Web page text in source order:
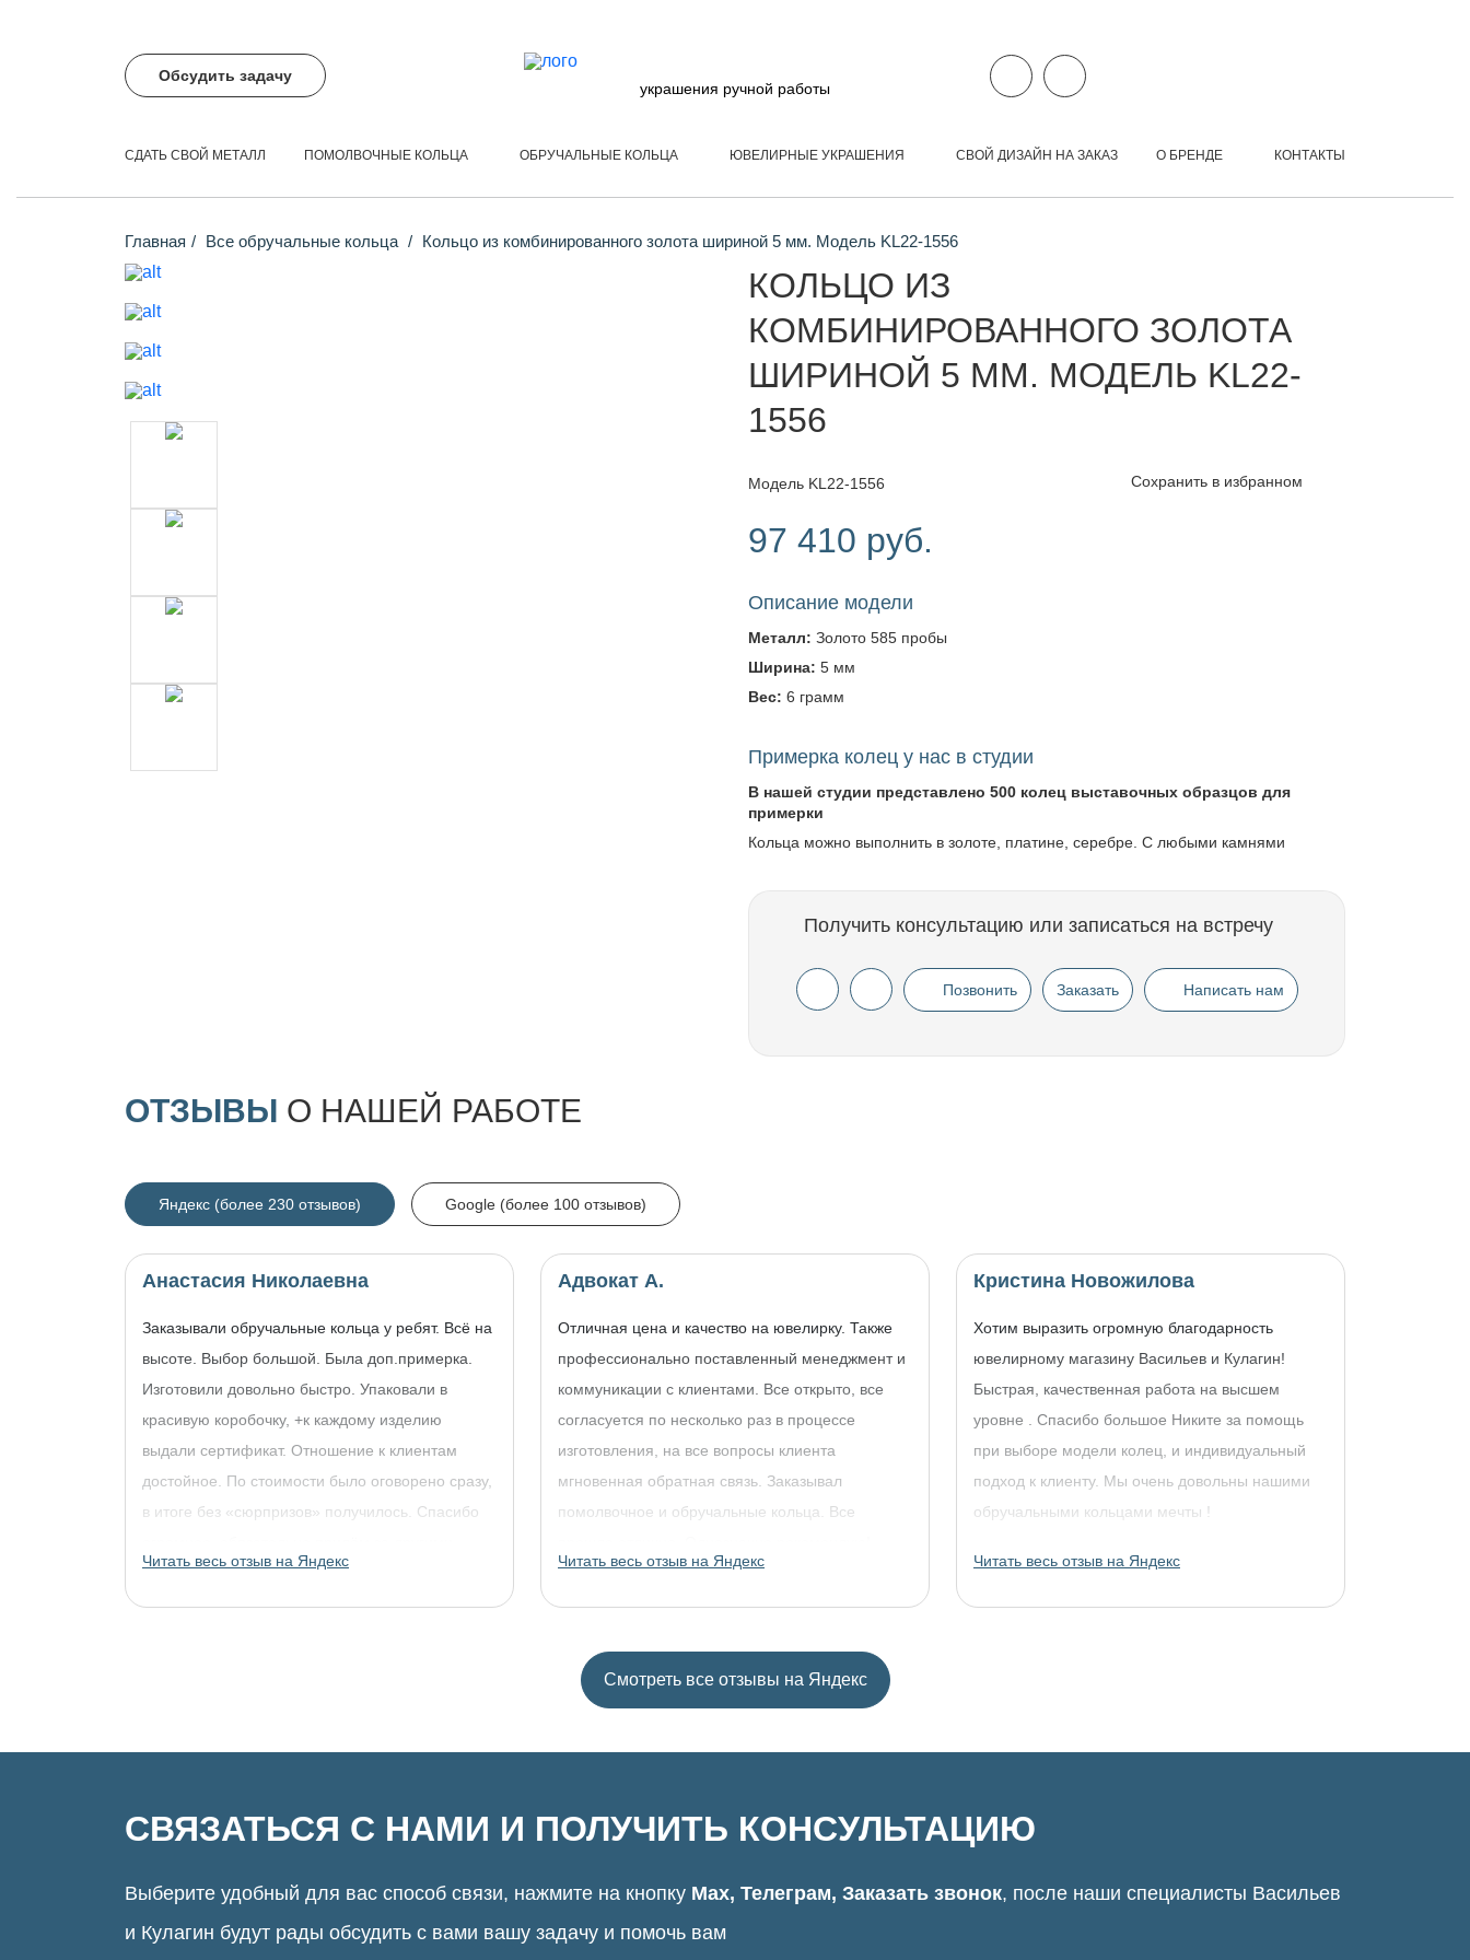
Обсудить задачу
украшения ручной работы
СДАТЬ СВОЙ МЕТАЛЛ ПОМОЛВОЧНЫЕ КОЛЬЦА ОБРУЧАЛЬНЫЕ КОЛЬЦА ЮВЕЛИРНЫЕ УКРАШЕНИЯ СВОЙ ДИЗАЙН НА ЗАКАЗ О БРЕНДЕ КОНТАКТЫ
Главная Все обручальные кольца Кольцо из комбинированного золота шириной 5 мм. Модель KL22-1556
КОЛЬЦО ИЗ
КОМБИНИРОВАННОГО ЗОЛОТА
ШИРИНОЙ 5 ММ. МОДЕЛЬ KL22-
1556
Модель KL22-1556 Сохранить в избранном
97 410 руб.
Описание модели
Металл: Золото 585 пробы
Ширина: 5 мм
Вес: 6 грамм
Примерка колец у нас в студии
В нашей студии представлено 500 колец выставочных образцов для
примерки
Кольца можно выполнить в золоте, платине, серебре. С любыми камнями
Получить консультацию или записаться на встречу
Позвонить Заказать Написать нам
ОТЗЫВЫ О НАШЕЙ РАБОТЕ
Яндекс (более 230 отзывов) Google (более 100 отзывов)
Анастасия Николаевна
Заказывали обручальные кольца у ребят. Всё на
высоте. Выбор большой. Была доп.примерка.
Изготовили довольно быстро. Упаковали в
красивую коробочку, +к каждому изделию
выдали сертификат. Отношение к клиентам
достойное. По стоимости было оговорено сразу,
в итоге без «сюрпризов» получилось. Спасибо
украшениями!
Читать весь отзыв на Яндекс
Адвокат А.
Отличная цена и качество на ювелирку. Также
профессионально поставленный менеджмент и
коммуникации с клиентами. Все открыто, все
согласуется по несколько раз в процессе
изготовления, на все вопросы клиента
мгновенная обратная связь. Заказывал
помолвочное и обручальные кольца. Все
Читать весь отзыв на Яндекс
Кристина Новожилова
Хотим выразить огромную благодарность
ювелирному магазину Васильев и Кулагин!
Быстрая, качественная работа на высшем
уровне . Спасибо большое Никите за помощь
при выборе модели колец, и индивидуальный
подход к клиенту. Мы очень довольны нашими
обручальными кольцами мечты !
Читать весь отзыв на Яндекс
Смотреть все отзывы на Яндекс
СВЯЗАТЬСЯ С НАМИ И ПОЛУЧИТЬ КОНСУЛЬТАЦИЮ
Выберите удобный для вас способ связи, нажмите на кнопку Max, Телеграм, Заказать звонок, после наши специалисты Васильев
и Кулагин будут рады обсудить с вами вашу задачу и помочь вам